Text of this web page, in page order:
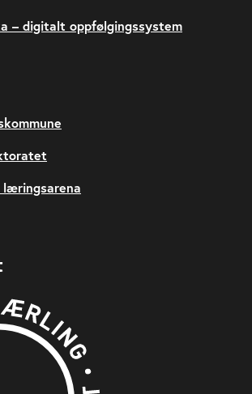
– digitalt oppfølgingssystem